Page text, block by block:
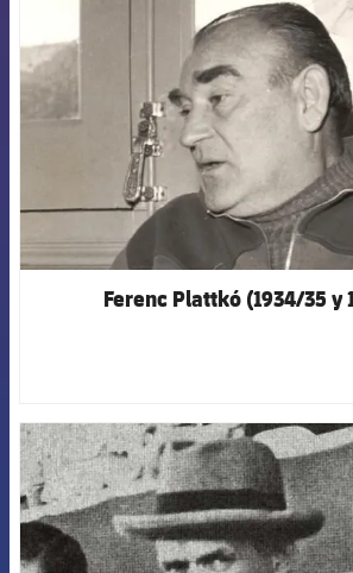
FCB
Ferenc Plattkó (1934/35 y
FCB